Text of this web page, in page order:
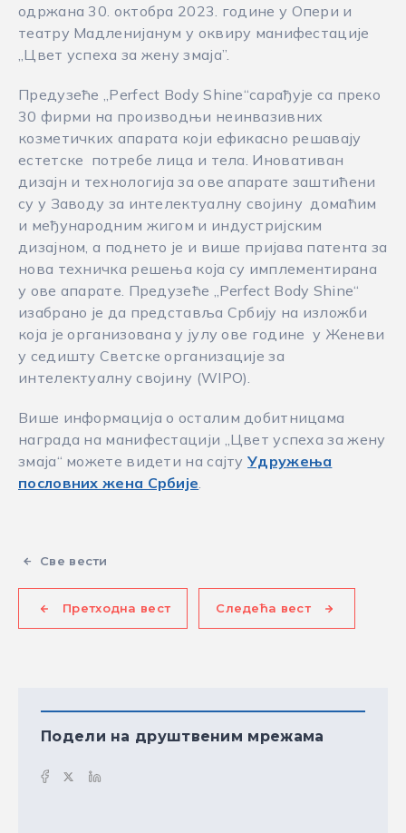
одржана 30. октобра 2023. године у Опери и
театру Мадленијанум у оквиру манифестације
„Цвет успеха за жену змаја”.
Предузеће „Perfect Body Shine“сарађује са преко
30 фирми на производњи неинвазивних
козметичких апарата који ефикасно решавају
естетске потребе лица и тела. Иновативан
дизајн и технологија за ове апарате заштићени
су у Заводу за интелектуалну својину домаћим
и међународним жигом и индустријским
дизајном, а поднето је и више пријава патента за
нова техничка решења која су имплементирана
у ове апарате. Предузеће „Perfect Body Shine“
изабрано је да представља Србију на изложби
која је организована у јулу ове године у Женеви
у седишту Светске организације за
интелектуалну својину (WIPO).
Више информација о осталим добитницама
награда на манифестацији „Цвет успеха за жену
змаја“ можете видети на сајтуУдружења
пословних жена Србије.
Све вести
Претходна вест Следећа вест
Подели на друштвеним мрежама